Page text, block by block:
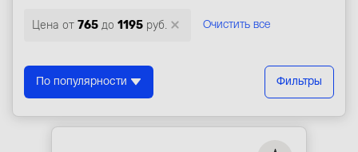
Контакты
Акции
Цена от 765 до 1195 руб. Очистить все
По популярности Фильтры